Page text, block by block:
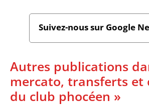
Suivez-nous sur Google
Autres publications
mercato, transferts et
du club phocéen »